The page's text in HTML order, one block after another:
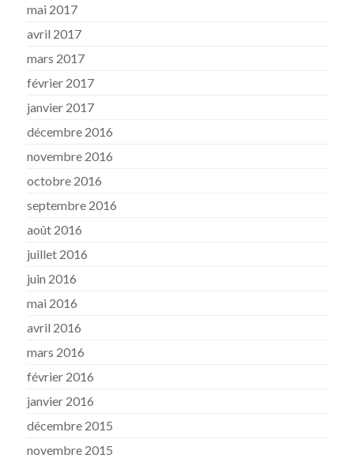
mai 2017
avril 2017
mars 2017
février 2017
janvier 2017
décembre 2016
novembre 2016
octobre 2016
septembre 2016
août 2016
juillet 2016
juin 2016
mai 2016
avril 2016
mars 2016
février 2016
janvier 2016
décembre 2015
novembre 2015